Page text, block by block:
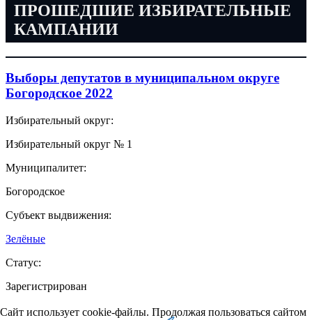
ПРОШЕДШИЕ ИЗБИРАТЕЛЬНЫЕ
КАМПАНИИ
Выборы депутатов в муниципальном округе
Богородское 2022
Избирательный округ:
Избирательный округ № 1
Муниципалитет:
Богородское
Субъект выдвижения:
Зелёные
Статус:
Зарегистрирован
Сайт использует cookie-файлы. Продолжая пользоваться сайтом